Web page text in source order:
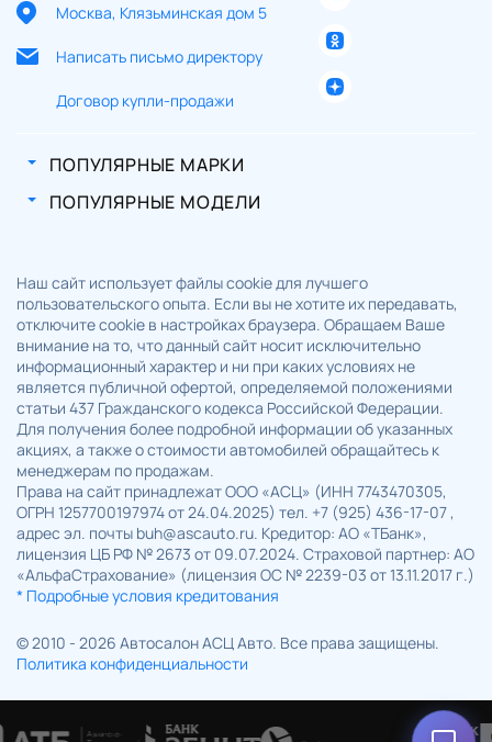
Москва, Клязьминская дом 5
Написать письмо директору
Договор купли-продажи
ПОПУЛЯРНЫЕ МАРКИ
ПОПУЛЯРНЫЕ МОДЕЛИ
Наш сайт использует файлы cookie для лучшего
пользовательского опыта. Если вы не хотите их передавать,
отключите cookie в настройках браузера. Обращаем Ваше
внимание на то, что данный сайт носит исключительно
информационный характер и ни при каких условиях не
является публичной офертой, определяемой положениями
статьи 437 Гражданского кодекса Российской Федерации.
Для получения более подробной информации об указанных
акциях, а также о стоимости автомобилей обращайтесь к
менеджерам по продажам.
Права на сайт принадлежат ООО «АСЦ» (ИНН 7743470305,
ОГРН 1257700197974 от 24.04.2025) тел. +7 (925) 436-17-07 ,
адрес эл. почты buh@ascauto.ru. Кредитор: АО «ТБанк»,
лицензия ЦБ РФ № 2673 от 09.07.2024. Страховой партнер: АО
«АльфаСтрахование» (лицензия ОС № 2239-03 от 13.11.2017 г.)
* Подробные условия кредитования
© 2010 - 2026 Автосалон АСЦ Авто. Все права защищены.
Политика конфиденциальности